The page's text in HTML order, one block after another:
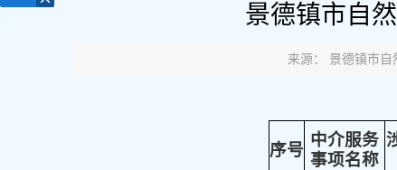
景德镇市自
来源： 景德镇市自
序号
中介服务
事项名称